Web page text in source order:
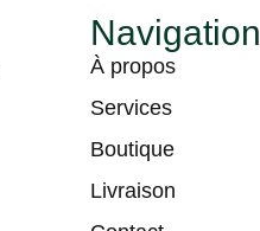
Navigation
À propos
Services
Boutique
Livraison